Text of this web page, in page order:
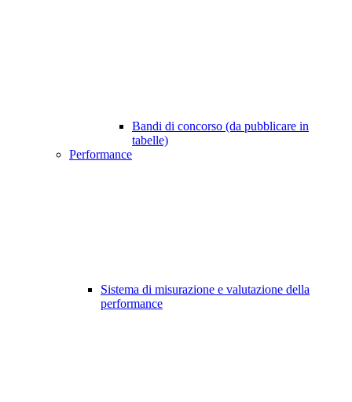
Bandi di concorso (da pubblicare in
tabelle)
Performance
Sistema di misurazione e valutazione della
performance